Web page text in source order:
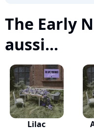
The Early
aussi...
Lilac